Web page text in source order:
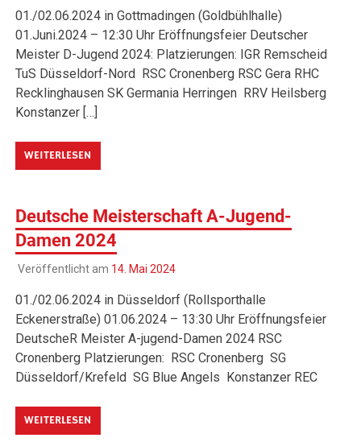
01./02.06.2024 in Gottmadingen (Goldbühlhalle)
01.Juni.2024 – 12:30 Uhr Eröffnungsfeier Deutscher
Meister D-Jugend 2024: Platzierungen: IGR Remscheid
TuS Düsseldorf-Nord RSC Cronenberg RSC Gera RHC
Recklinghausen SK Germania Herringen RRV Heilsberg
Konstanzer […]
WEITERLESEN
Deutsche Meisterschaft A-Jugend-
Damen 2024
Veröffentlicht am 14. Mai 2024
01./02.06.2024 in Düsseldorf (Rollsporthalle
Eckenerstraße) 01.06.2024 – 13:30 Uhr Eröffnungsfeier
DeutscheR Meister A-jugend-Damen 2024 RSC
Cronenberg Platzierungen: RSC Cronenberg SG
Düsseldorf/Krefeld SG Blue Angels Konstanzer REC
WEITERLESEN